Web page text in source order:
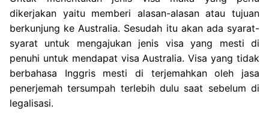
dikerjakan yaitu memberi alasan-alasan atau tujuan
berkunjung ke Australia. Sesudah itu akan ada syarat-
syarat untuk mengajukan jenis visa yang mesti di
penuhi untuk mendapat visa Australia. Visa yang tidak
berbahasa Inggris mesti di terjemahkan oleh jasa
penerjemah tersumpah terlebih dulu saat sebelum di
legalisasi.